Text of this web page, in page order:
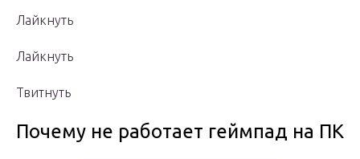
Лайкнуть
Лайкнуть
Твитнуть
Почему не работает геймпад на ПК